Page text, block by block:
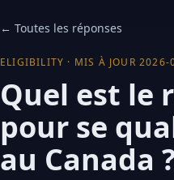
← Toutes les réponses
ELIGIBILITY · MIS À JOUR 2026-
Quel est le
pour se
au Canada